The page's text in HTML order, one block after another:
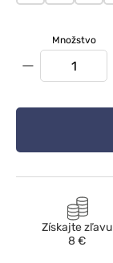
Množstvo
−
Získajte zľavu
8 €